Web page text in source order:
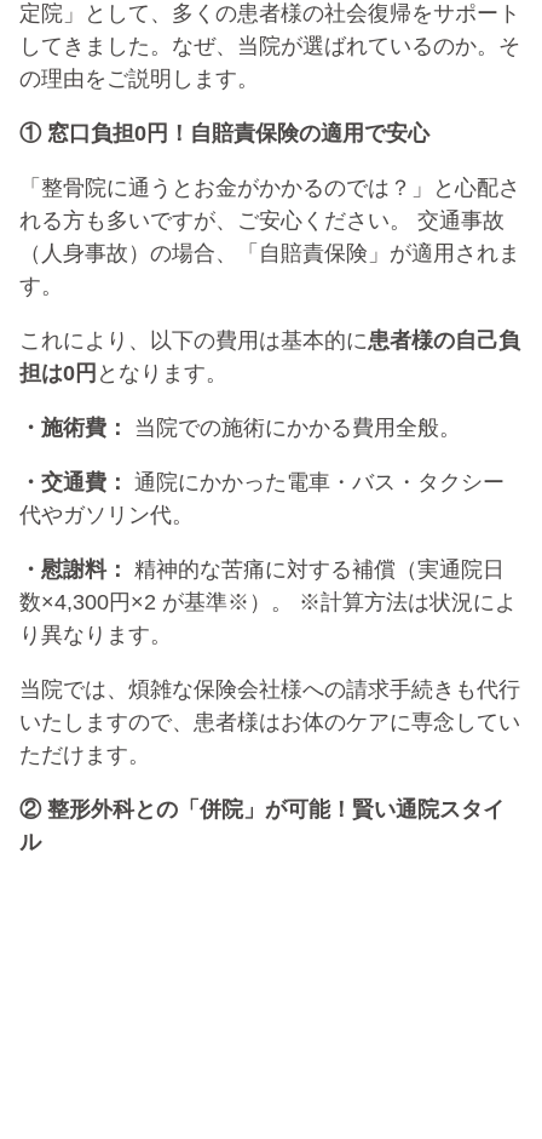
定院」として、多くの患者様の社会復帰をサポート
してきました。なぜ、当院が選ばれているのか。そ
の理由をご説明します。
① 窓口負担0円！自賠責保険の適用で安心
「整骨院に通うとお金がかかるのでは？」と心配さ
れる方も多いですが、ご安心ください。 交通事故
（人身事故）の場合、「自賠責保険」が適用されま
す。
これにより、以下の費用は基本的に患者様の自己負
担は0円 となります。
・施術費： 当院での施術にかかる費用全般。
・交通費： 通院にかかった電車・バス・タクシー
代やガソリン代。
・慰謝料： 精神的な苦痛に対する補償（実通院日
数×4,300円×2 が基準※）。 ※計算方法は状況によ
り異なります。
当院では、煩雑な保険会社様への請求手続きも代行
いたしますので、患者様はお体のケアに専念してい
ただけます。
② 整形外科との「併院」が可能！賢い通院スタイ
ル